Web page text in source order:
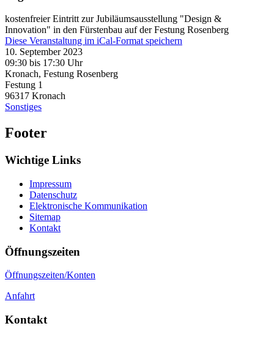
kostenfreier Eintritt zur Jubiläumsausstellung "Design &
Innovation" in den Fürstenbau auf der Festung Rosenberg
Diese Veranstaltung im iCal-Format speichern
10. September 2023
09:30 bis 17:30 Uhr
Kronach, Festung Rosenberg
Festung 1
96317 Kronach
Sonstiges
Footer
Wichtige Links
Impressum
Datenschutz
Elektronische Kommunikation
Sitemap
Kontakt
Öffnungszeiten
Öffnungszeiten/Konten
Anfahrt
Kontakt